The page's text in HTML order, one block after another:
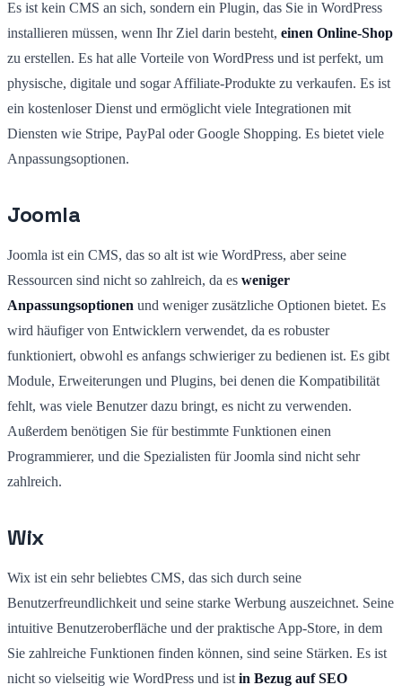
Es ist kein CMS an sich, sondern ein Plugin, das Sie in WordPress
installieren müssen, wenn Ihr Ziel darin besteht, einen Online-Shop
zu erstellen. Es hat alle Vorteile von WordPress und ist perfekt, um
physische, digitale und sogar Affiliate-Produkte zu verkaufen. Es ist
ein kostenloser Dienst und ermöglicht viele Integrationen mit
Diensten wie Stripe, PayPal oder Google Shopping. Es bietet viele
Anpassungsoptionen.
Joomla
Joomla ist ein CMS, das so alt ist wie WordPress, aber seine
Ressourcen sind nicht so zahlreich, da es weniger
Anpassungsoptionen und weniger zusätzliche Optionen bietet. Es
wird häufiger von Entwicklern verwendet, da es robuster
funktioniert, obwohl es anfangs schwieriger zu bedienen ist. Es gibt
Module, Erweiterungen und Plugins, bei denen die Kompatibilität
fehlt, was viele Benutzer dazu bringt, es nicht zu verwenden.
Außerdem benötigen Sie für bestimmte Funktionen einen
Programmierer, und die Spezialisten für Joomla sind nicht sehr
zahlreich.
Wix
Wix ist ein sehr beliebtes CMS, das sich durch seine
Benutzerfreundlichkeit und seine starke Werbung auszeichnet. Seine
intuitive Benutzeroberfläche und der praktische App-Store, in dem
Sie zahlreiche Funktionen finden können, sind seine Stärken. Es ist
nicht so vielseitig wie WordPress und ist in Bezug auf SEO